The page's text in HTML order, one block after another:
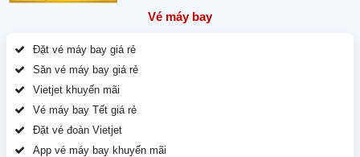
Vé máy bay
Đặt vé máy bay giá rẻ
Săn vé máy bay giá rẻ
Vietjet khuyến mãi
Vé máy bay Tết giá rẻ
Đặt vé đoàn Vietjet
App vé máy bay khuyến mãi